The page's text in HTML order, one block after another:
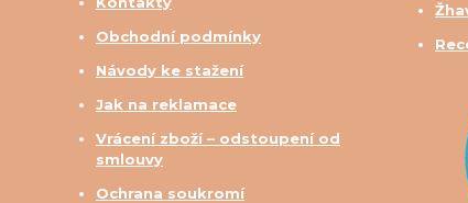
Obchodní podmínky
Návody ke stažení
Jak na reklamace
Vrácení zboží – odstoupení od
smlouvy
Ochrana soukromí